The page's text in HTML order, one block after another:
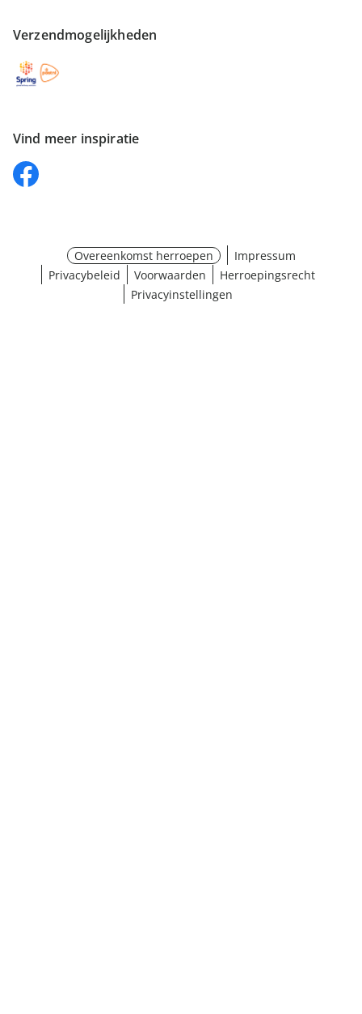
Verzendmogelijkheden
Vind meer inspiratie
Overeenkomst herroepen
Impressum
Privacybeleid
Voorwaarden
Herroepingsrecht
Privacyinstellingen